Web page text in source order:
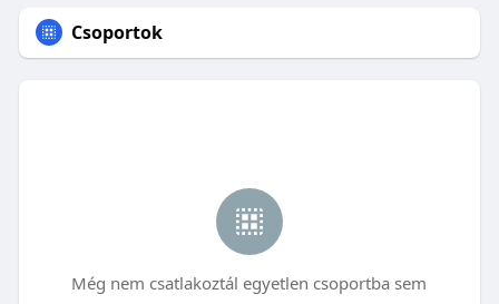
Csoportok
Még nem csatlakoztál egyetlen csoportba sem